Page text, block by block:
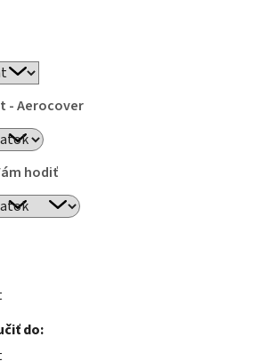
- Aerocover
hodiť
do: